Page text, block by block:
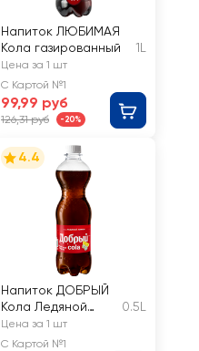
Напиток ЛЮБИМАЯ
Кола газированный
1L
Цена за 1 шт
С Картой №1
99,99 руб
126,31 руб -20%
4.4
Напиток ДОБРЫЙ
Кола Ледяной
лимон
газированный
0.5L
Цена за 1 шт
С Картой №1